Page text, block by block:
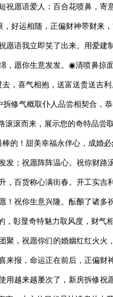
语爱人：百合花喷鼻，寄
好运相随，正偏财神带财
语我立即笑了出来。用爱
愿你生意发发。◉清喷鼻
，喜气相抱，送富送贵送吉
气概取仆人品尝相契合，
滚而来，展示您的奇特品
的！甜美幸福永伴心，成婚
发；祝愿阵阵温心。祝你财
百货称心满街春。开工实
祝你生意兴隆。酝酿了诸
彰显奇特魅力取风度，财气
，祝愿你们的婚姻红红火
报，命运正在前后，正偏
越来越屡次了，新房拆修